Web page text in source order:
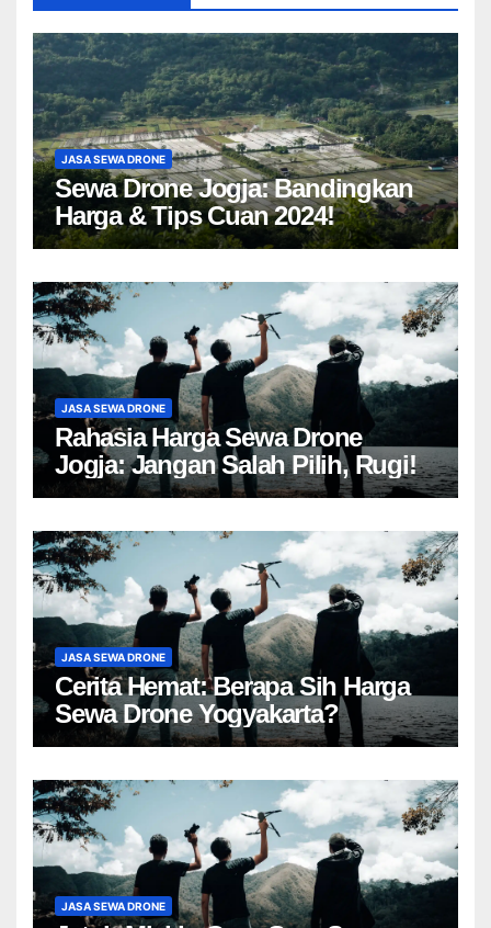
JASA SEWA DRONE
Sewa Drone Jogja: Bandingkan
Harga & Tips Cuan 2024!
JASA SEWA DRONE
Rahasia Harga Sewa Drone
Jogja: Jangan Salah Pilih, Rugi!
JASA SEWA DRONE
Cerita Hemat: Berapa Sih Harga
Sewa Drone Yogyakarta?
JASA SEWA DRONE